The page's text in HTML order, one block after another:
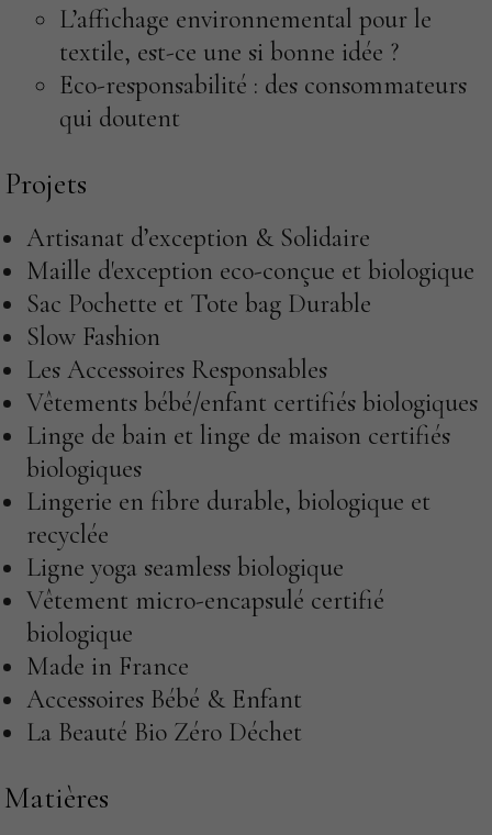
L’affichage environnemental pour le
textile, est-ce une si bonne idée ?
Eco-responsabilité : des consommateurs
qui doutent
Projets
Artisanat d’exception & Solidaire
Maille d'exception eco-conçue et biologique
Sac Pochette et Tote bag Durable
Slow Fashion
Les Accessoires Responsables
Vêtements bébé/enfant certifiés biologiques
Linge de bain et linge de maison certifiés
biologiques
Lingerie en fibre durable, biologique et
recyclée
Ligne yoga seamless biologique
Vêtement micro-encapsulé certifié
biologique
Made in France
Accessoires Bébé & Enfant
La Beauté Bio Zéro Déchet
Matières